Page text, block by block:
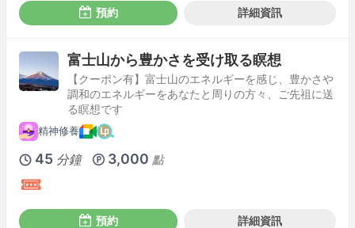
預約 詳細資訊
富士山から豊かさを受け取る瞑想
【クーポン有】富士山のエネルギーを感じ、豊かさや
調和のエネルギーをあなたと周りの方々、ご先祖に送
る瞑想です
精神修養
45 分鐘 3,000 點
預約 詳細資訊